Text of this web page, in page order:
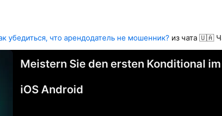
убедиться, что арендодатель не мошенник? из чата 🇺🇦
Meistern Sie den ersten Konditional
iOS Android